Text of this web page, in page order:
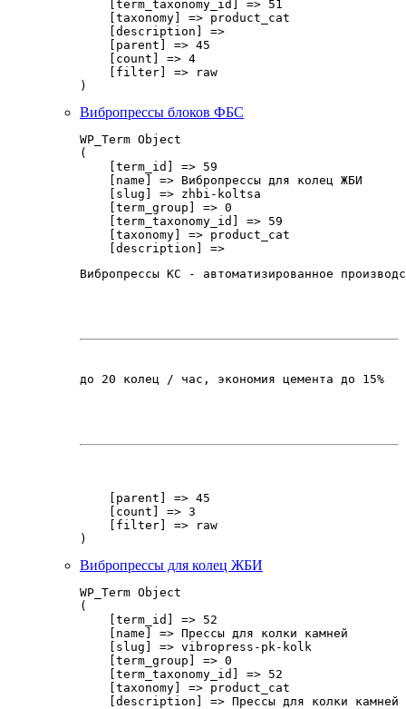
    [term_taxonomy_id] => 51
    [taxonomy] => product_cat
    [description] =>
    [parent] => 45
    [count] => 4
    [filter] => raw
Вибропрессы блоков ФБС
WP_Term Object
(
    [term_id] => 59
    [name] => Вибропрессы для колец ЖБИ
    [slug] => zhbi-koltsa
    [term_group] => 0
    [term_taxonomy_id] => 59
    [taxonomy] => product_cat
    [description] =>
Вибропрессы КС - автоматизированное
до 20 колец / час, экономия цемента до 15%
    [parent] => 45
    [count] => 3
    [filter] => raw
Вибропрессы для колец ЖБИ
WP_Term Object
(
    [term_id] => 52
    [name] => Прессы для колки камней
    [slug] => vibropress-pk-kolk
    [term_group] => 0
    [term_taxonomy_id] => 52
    [taxonomy] => product_cat
[description] => Прессы для колки